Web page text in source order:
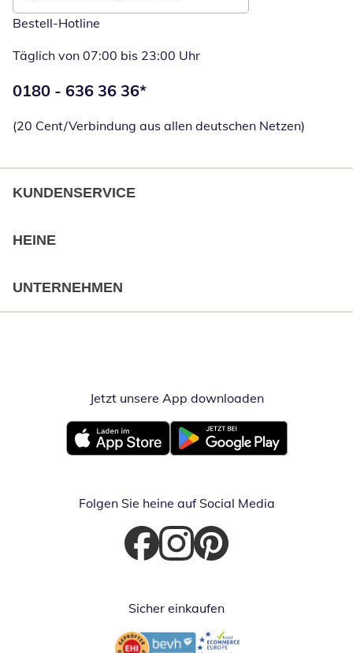
Bestell-Hotline
Täglich von 07:00 bis 23:00 Uhr
Telefonnummer:
0180 - 636 36 36*
(20 Cent/Verbindung aus allen deutschen Netzen)
KUNDENSERVICE
HEINE
UNTERNEHMEN
Jetzt unsere App downloadenÖffnet in
Öffnet in neuem FensterÖffnet in neuem Fenster
Folgen Sie heine auf Social Media
Öffnet in neuem Fenster
Öffnet in neuem Fenster
Öffnet in neuem Fenster
Sicher einkaufen